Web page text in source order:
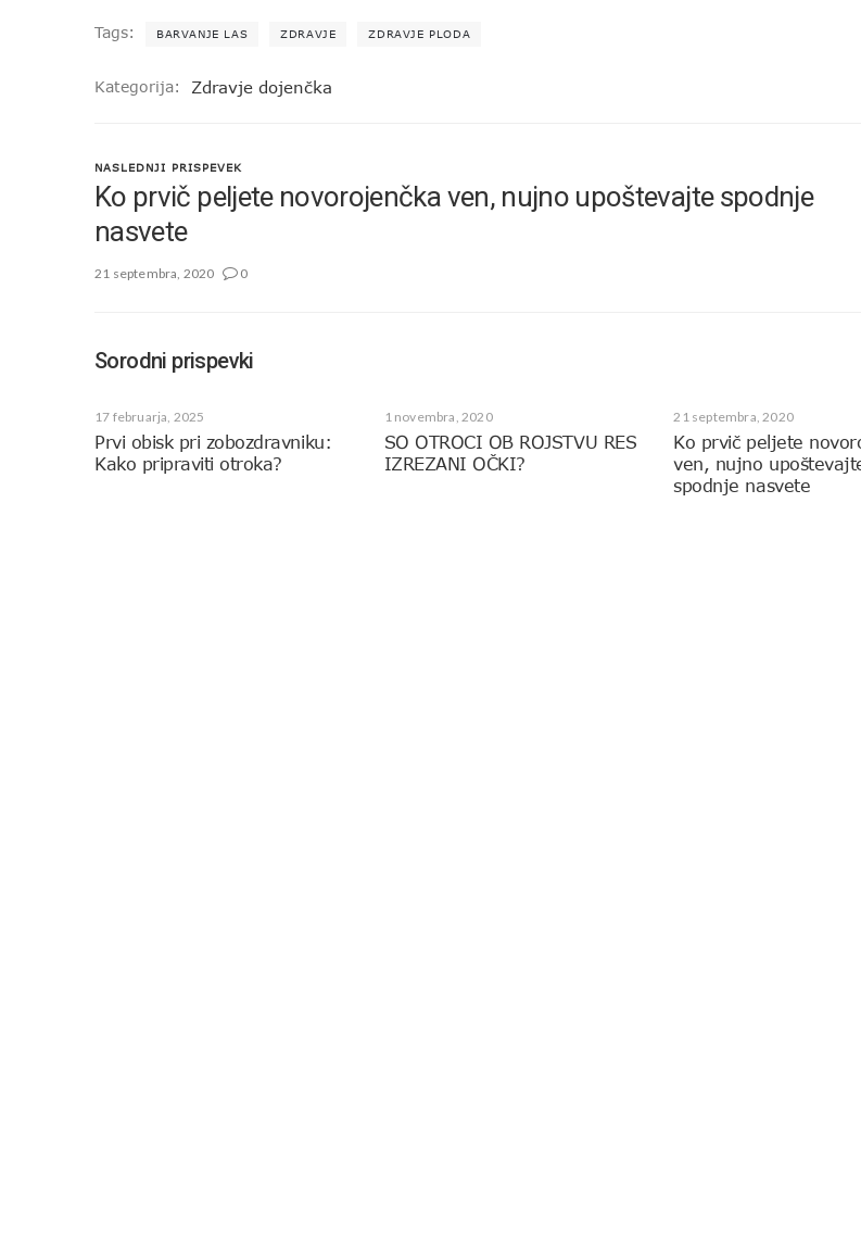
Tags: BARVANJE LAS ZDRAVJE ZDRAVJE PLODA
Kategorija: Zdravje dojenčka
NASLEDNJI PRISPEVEK
Ko prvič peljete novorojenčka ven, nujno upoštevajte spodnje
nasvete
21 septembra, 2020 0
Sorodni prispevki
17 februarja, 2025
Prvi obisk pri zobozdravniku:
Kako pripraviti otroka?
1 novembra, 2020
SO OTROCI OB ROJSTVU RES
IZREZANI OČKI?
21 septembra, 2020
Ko prvič peljete
ven, nujno
spodnje nasvete